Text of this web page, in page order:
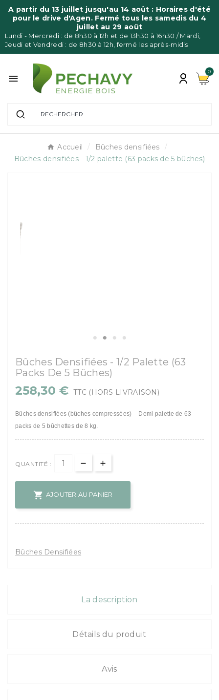
Panneau de gestion des cookies
A partir du 13 juillet jusqu'au 14 août : Horaires d'été
pour le drive d'Agen. Fermé tous les samedis du 4
juillet au 29 août
Lundi - Mercredi : de 8h30 à 12h et de 13h30 à 16h30 / Mardi,
Jeudi et Vendredi : de 8h30 à 12h, fermé les après-midis

0
Accueil
Bûches densifiées
Bûches densifiées - 1/2 palette (63 packs de 5 bûches)
Bûches Densifiées - 1/2 Palette (63
Packs De 5 Bûches)
258,30 € TTC (HORS LIVRAISON)
Bûches densifiées (bûches compressées) – Demi palette de 63
packs de 5 bûchettes de 8 kg.
QUANTITÉ :
 AJOUTER AU PANIER
Bûches Densifiées
La description
Détails du produit
Avis